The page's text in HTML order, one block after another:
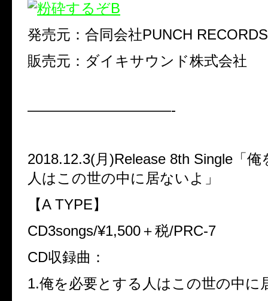
発売元：合同会社PUNCH RECORDS
販売元：ダイキサウンド株式会社
——————————-
2018.12.3(月)Release 8th Single「
人はこの世の中に居ないよ」
【A TYPE】
CD3songs/¥1,500＋税/PRC-7
CD収録曲：
1.俺を必要とする人はこの世の中に